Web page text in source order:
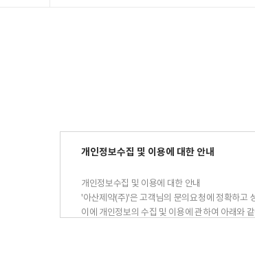
개인정보수집 및 이용에 대한 안내
개인정보수집 및 이용에 대한 안내
'아산제약(주)'은 고객님의 문의요청에 정확하고
이에 개인정보의 수집 및 이용에 관하여 아래와